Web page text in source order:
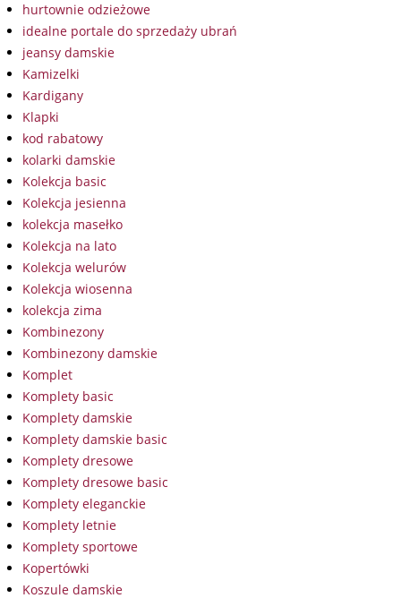
hurtownie odzieżowe
idealne portale do sprzedaży ubrań
jeansy damskie
Kamizelki
Kardigany
Klapki
kod rabatowy
kolarki damskie
Kolekcja basic
Kolekcja jesienna
kolekcja masełko
Kolekcja na lato
Kolekcja welurów
Kolekcja wiosenna
kolekcja zima
Kombinezony
Kombinezony damskie
Komplet
Komplety basic
Komplety damskie
Komplety damskie basic
Komplety dresowe
Komplety dresowe basic
Komplety eleganckie
Komplety letnie
Komplety sportowe
Kopertówki
Koszule damskie